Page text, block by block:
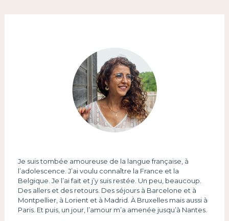
Je suis tombée amoureuse de la langue française, à
l’adolescence. J’ai voulu connaître la France et la
Belgique. Je l’ai fait et j’y suis restée. Un peu, beaucoup.
Des allers et des retours. Des séjours à Barcelone et à
Montpellier, à Lorient et à Madrid. À Bruxelles mais aussi à
Paris. Et puis, un jour, l’amour m’a amenée jusqu’à Nantes.